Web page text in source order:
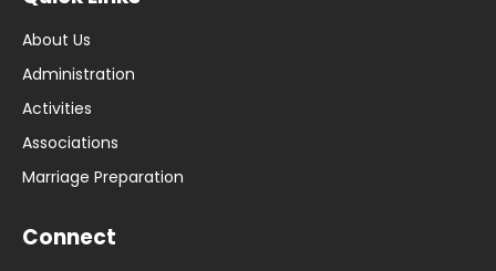
About Us
Administration
Activities
Associations
Marriage Preparation
Connect